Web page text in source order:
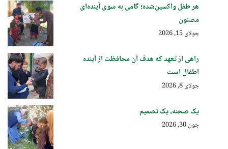
هر طفل واکسین‌شده؛ گامی به سوی آینده‌ای
مصئون
جولای 15, 2026
راهی از تعهد که هدف آن محافظت از آینده
اطفال است
جولای 8, 2026
یک صحنه، یک تصمیم
جون 30, 2026